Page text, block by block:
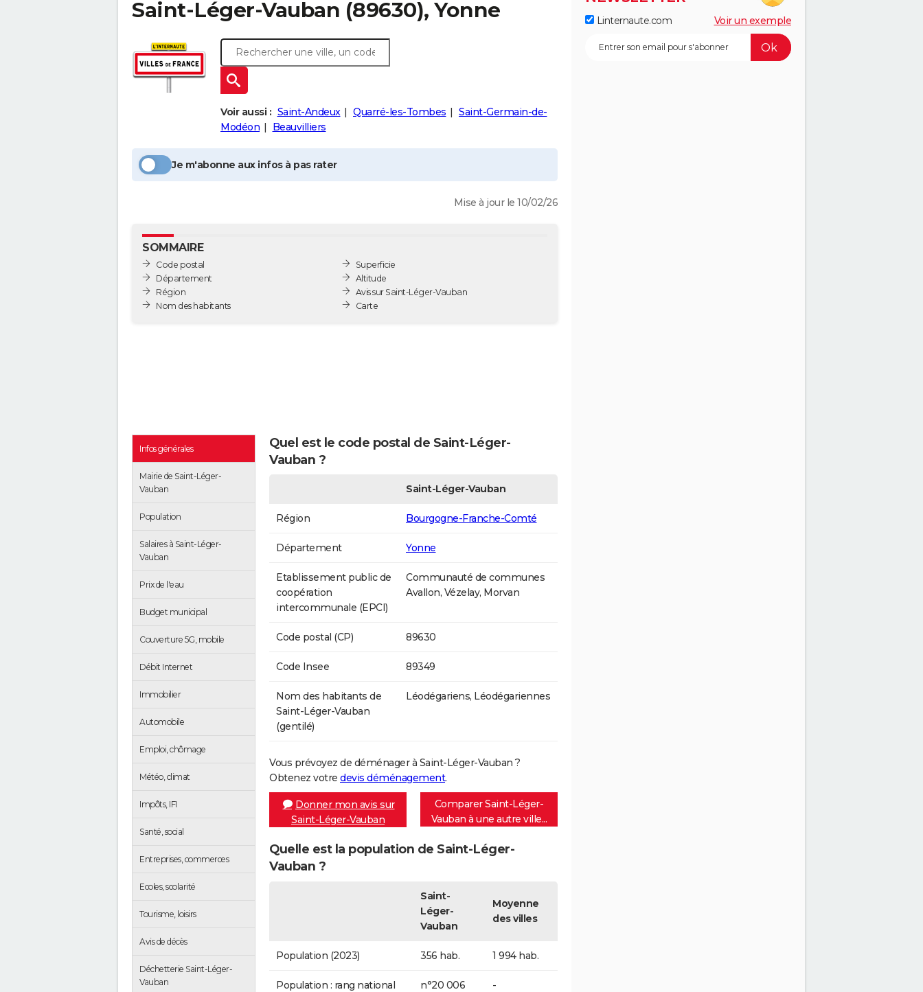
Saint-Léger-Vauban (89630), Yonne
Voir aussi : Saint-Andeux Quarré-les-Tombes
Saint-Germain-de-
Modéon
Beauvilliers
Je m'abonne aux infos à pas rater
Mise à jour le 10/02/26
SOMMAIRE
Code postal
Département
Région
Nom des habitants
Superficie
Altitude
Avis sur Saint-Léger-Vauban
Carte
Infos générales
Mairie de Saint-Léger-
Vauban
Population
Salaires à Saint-Léger-
Vauban
Prix de l'eau
Budget municipal
Couverture 5G, mobile
Débit Internet
Immobilier
Automobile
Emploi, chômage
Météo, climat
Impôts, IFI
Santé, social
Entreprises, commerces
Ecoles, scolarité
Tourisme, loisirs
Avis de décès
Déchetterie Saint-Léger-
Vauban
Quel est le code postal de Saint-Léger-
Vauban ?
Saint-Léger-Vauban
Région Bourgogne-Franche-Comté
Département Yonne
Etablissement public de
coopération
intercommunale (EPCI)
Communauté de communes
Avallon, Vézelay, Morvan
Code postal (CP) 89630
Code Insee 89349
Nom des habitants de
Saint-Léger-Vauban
(gentilé)
Léodégariens, Léodégariennes
Vous prévoyez de déménager à Saint-Léger-Vauban ?
Obtenez votre devis déménagement.
Donner mon avis sur
Saint-Léger-Vauban
Comparer Saint-Léger-
Vauban à une autre ville...
Quelle est la population de Saint-Léger-
Vauban ?
Saint-
Léger-
Vauban
Moyenne
des villes
Population (2023) 356 hab. 1 994 hab.
Population : rang national
n°20 006 -
Linternaute.com Voir un exemple